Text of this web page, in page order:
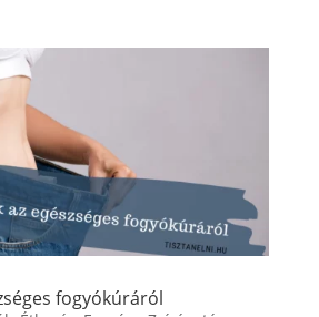
fogyókúráról